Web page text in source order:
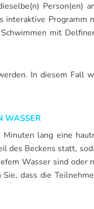
Person(en)
interaktive
mit
In diesem Fall
WASSER
lang eine
des Beckens statt,
Wasser sind oder
dass die